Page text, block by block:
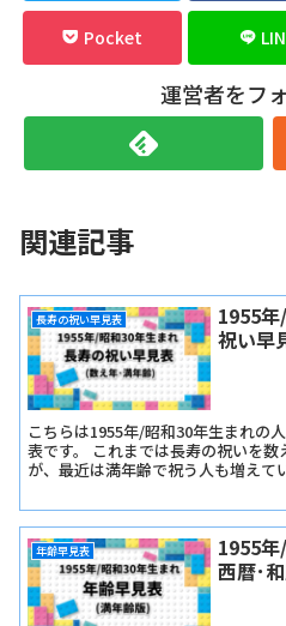
Pocket
運営者をフ
関連記事
長寿の祝い早見表
1955
祝い早
こちらは1955年/昭和30年生まれの
表です。 これまでは長寿の祝いを
が、最近は満年齢で祝う人も増えて
年齢版』をご用意しました。
年齢早見表
1955
西暦･